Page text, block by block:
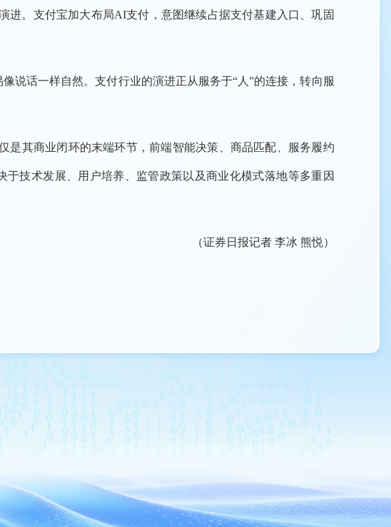
。支付宝加大布局AI支付，意图继续占据支付基建入口、巩固
说话一样自然。支付行业的演进正从服务于“人”的连接，转向服
其商业闭环的末端环节，前端智能决策、商品匹配、服务履约
技术发展、用户培养、监管政策以及商业化模式落地等多重因
（证券日报记者 李冰 熊悦）